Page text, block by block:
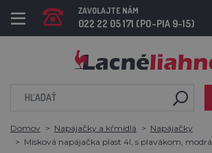
ZAVOLAJTE NÁM
022 22 05 171 (PO-PIA 9-15)
Domov Napájačky a kŕmidlá
Napájačky
Misková napájačka plast 4l, s plavákom, modrá